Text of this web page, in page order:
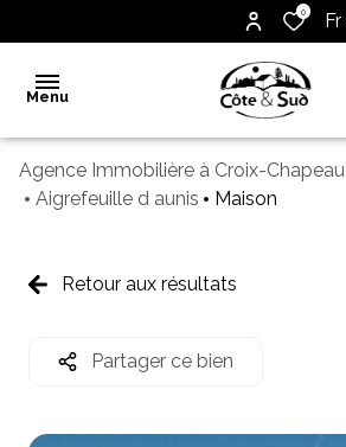
0 Fr
Menu
Accueil
Notre
agence
vendus
Agence Immobilière à Croix-Chapeau
Aigrefeuille d aunis
Maison
Retour aux résultats
Partager ce bien